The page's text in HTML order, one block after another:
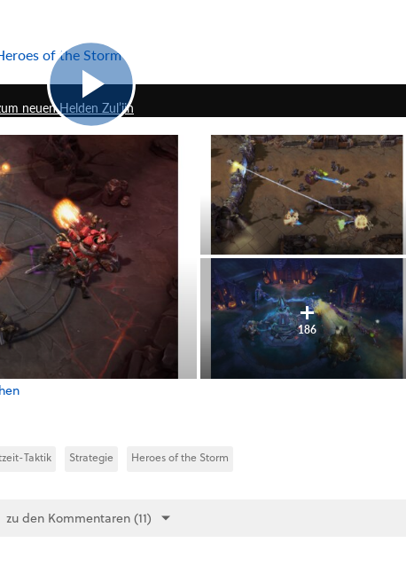
of the Storm
neuen Helden Zul’jin
186
Taktik Strategie Heroes of the Storm
zu den Kommentaren (11)